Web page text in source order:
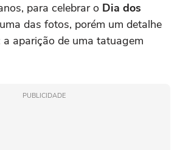
para celebrar o Dia dos
das fotos, porém um detalhe
aparição de uma tatuagem
PUBLICIDADE